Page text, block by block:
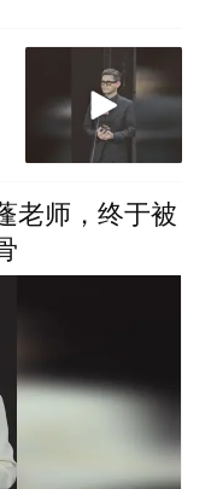
老师，终于被